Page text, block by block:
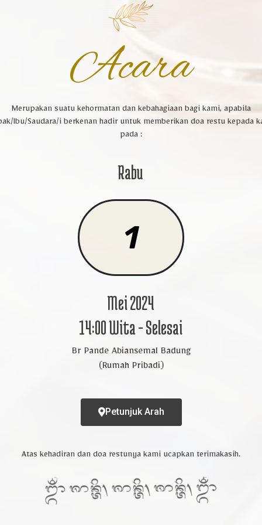
Kpd Bpk/Ibu/Saudara/i
maaf apabila ada kesalahan penulisan nama/
Buka Undangan
Acara
Merupakan suatu kehormatan dan kebahagiaan bagi kami, apabila
Ibu/Saudara/i berkenan hadir untuk memberikan doa restu kepada
pada :
Rabu
1
Mei 2024
14:00 Wita - Selesai
Br Pande Abiansemal Badung
(rumah Pribadi)
Petunjuk Arah
Atas kehadiran dan doa restunya kami ucapkan terimakasih.